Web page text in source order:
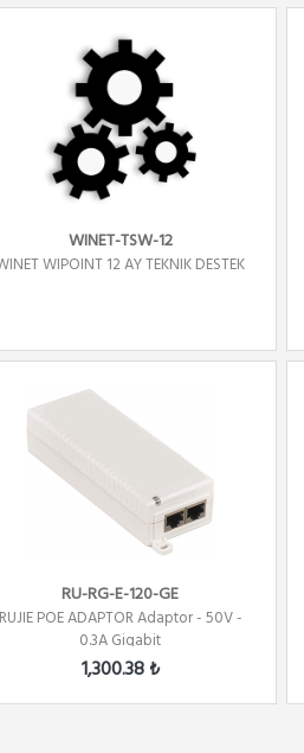
WINET-TSW-12
WIPOINT 12 AY TEKNIK DESTEK
RU-RG-E-120-GE
RUJIE POE ADAPTOR Adaptor - 50V -
0.3A Gigabit
1,300.38 ₺